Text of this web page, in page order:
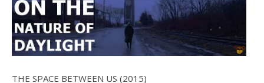
THE SPACE BETWEEN US (2015)